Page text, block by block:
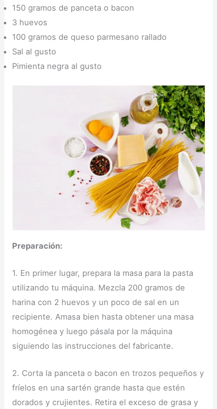
150 gramos de panceta o bacon
3 huevos
100 gramos de queso parmesano rallado
Sal al gusto
Pimienta negra al gusto
Preparación:
1. En primer lugar, prepara la masa para la pasta
utilizando tu máquina. Mezcla 200 gramos de
harina con 2 huevos y un poco de sal en un
recipiente. Amasa bien hasta obtener una masa
homogénea y luego pásala por la máquina
siguiendo las instrucciones del fabricante.
2. Corta la panceta o bacon en trozos pequeños y
fríelos en una sartén grande hasta que estén
dorados y crujientes. Retira el exceso de grasa y